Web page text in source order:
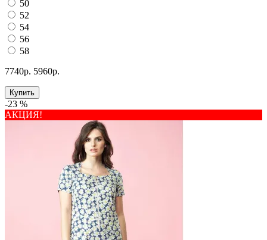
50
52
54
56
58
7740р. 5960р.
Купить
-23 %
АКЦИЯ!